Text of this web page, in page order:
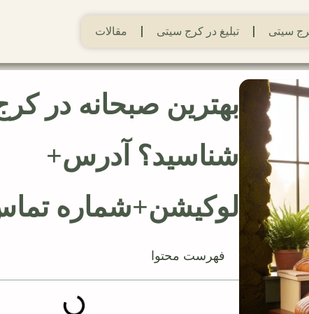
سیتی تبلیغ در کرج سیتی مقالات
بهترین صبحانه در
شناسید؟ آدرس+
لوکیشن+شماره
فهرست محتوا